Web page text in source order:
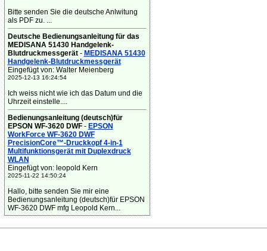
Bitte senden Sie die deutsche Anlwitung
als PDF zu. ...
Deutsche Bedienungsanleitung für das
MEDISANA 51430 Handgelenk-
Blutdruckmessgerät- MEDISANA 51430
Handgelenk-Blutdruckmessgerät
Eingefügt von: Walter Meienberg
2025-12-13 16:24:54
Ich weiss nicht wie ich das Datum und die
Uhrzeit einstelle....
Bedienungsanleitung (deutsch)für
EPSON WF-3620 DWF- EPSON
WorkForce WF-3620 DWF
PrecisionCore™-Druckkopf 4-in-1
Multifunktionsgerät mit Duplexdruck
WLAN
Eingefügt von: leopold Kern
2025-11-22 14:50:24
Hallo, bitte senden Sie mir eine
Bedienungsanleitung (deutsch)für EPSON
WF-3620 DWF mfg Leopold Kern...